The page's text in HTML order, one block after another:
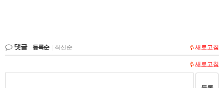
댓글 등록순 최신순 새로고침
새로고침